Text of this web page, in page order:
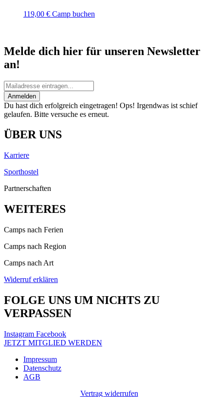
119,00 € Camp buchen
Melde dich hier für unseren Newsletter
an!
Anmelden
Du hast dich erfolgreich eingetragen! Ops! Irgendwas ist schief
gelaufen. Bitte versuche es erneut.
ÜBER UNS
Karriere
Sporthostel
Partnerschaften
WEITERES
Camps nach Ferien
Camps nach Region
Camps nach Art
Widerruf erklären
FOLGE UNS UM NICHTS ZU
VERPASSEN
Instagram Facebook
JETZT MITGLIED WERDEN
Impressum
Datenschutz
AGB
Vertrag widerrufen